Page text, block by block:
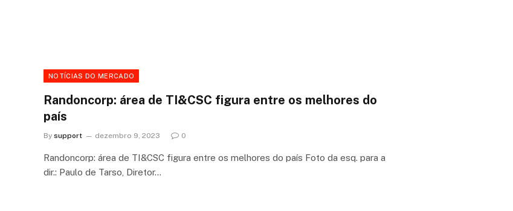
NOTÍCIAS DO MERCADO
Randoncorp: área de TI&CSC figura entre os melhores do
país
By support dezembro 9, 2023 0
Randoncorp: área de TI&CSC figura entre os melhores do país Foto da esq. para a
dir.: Paulo de Tarso, Diretor…